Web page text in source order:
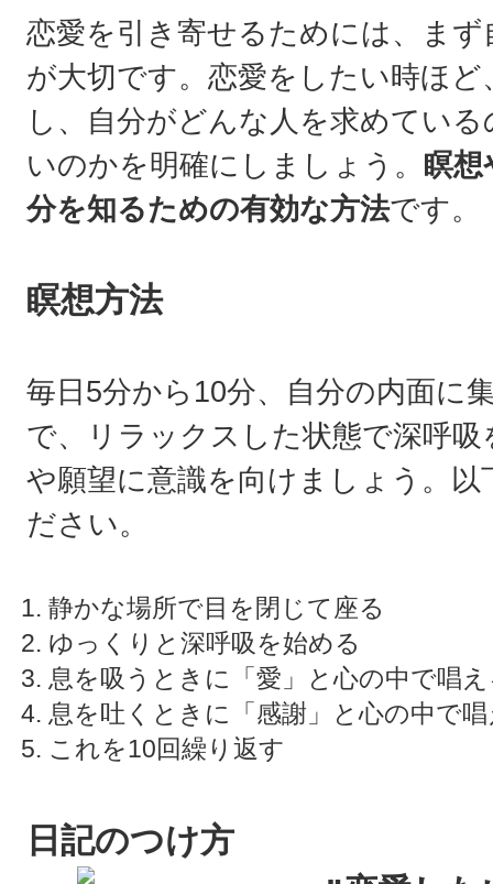
恋愛を引き寄せるためには、ま
が大切です。恋愛をしたい時ほ
し、自分がどんな人を求めてい
いのかを明確にしましょう。 瞑想
分を知るための有効な方法です。
瞑想方法
毎日5分から10分、自分の内面に
で、リラックスした状態で深呼
や願望に意識を向けましょう。
ださい。
静かな場所で目を閉じて座る
ゆっくりと深呼吸を始める
息を吸うときに「愛」と心の中で唱
息を吐くときに「感謝」と心の中で
これを10回繰り返す
日記のつけ方